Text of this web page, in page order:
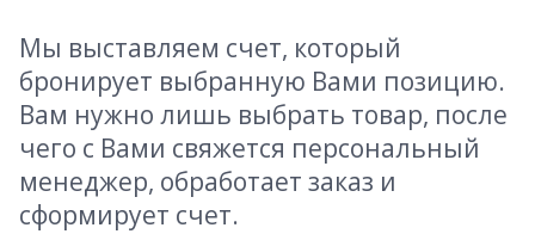
Мы выставляем счет, который
бронирует выбранную Вами позицию.
Вам нужно лишь выбрать товар, после
чего с Вами свяжется персональный
менеджер, обработает заказ и
сформирует счет.